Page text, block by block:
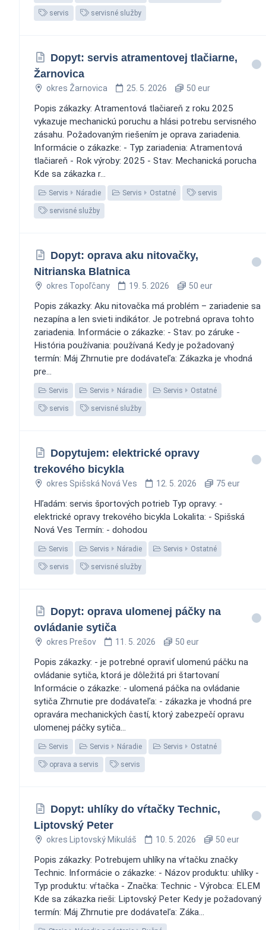
servis servisné služby
Dopyt: servis atramentovej tlačiarne,
Žarnovica
okres Žarnovica 25. 5. 2026 50 eur
Popis zákazky: Atramentová tlačiareň z roku 2025
vykazuje mechanickú poruchu a hlási potrebu servisného
zásahu. Požadovaným riešením je oprava zariadenia.
Informácie o zákazke: - Typ zariadenia: Atramentová
tlačiareň - Rok výroby: 2025 - Stav: Mechanická porucha
Kde sa zákazka r...
Servis Náradie Servis Ostatné servis
servisné služby
Dopyt: oprava aku nitovačky,
Nitrianska Blatnica
okres Topoľčany 19. 5. 2026 50 eur
Popis zákazky: Aku nitovačka má problém – zariadenie sa
nezapína a len svieti indikátor. Je potrebná oprava tohto
zariadenia. Informácie o zákazke: - Stav: po záruke -
História používania: používaná Kedy je požadovaný
termín: Máj Zhrnutie pre dodávateľa: Zákazka je vhodná
pre...
Servis Servis Náradie Servis Ostatné
servis servisné služby
Dopytujem: elektrické opravy
trekového bicykla
okres Spišská Nová Ves 12. 5. 2026 75 eur
Hľadám: servis športových potrieb Typ opravy: -
elektrické opravy trekového bicykla Lokalita: - Spišská
Nová Ves Termín: - dohodou
Servis Servis Náradie Servis Ostatné
servis servisné služby
Dopyt: oprava ulomenej páčky na
ovládanie sytiča
okres Prešov 11. 5. 2026 50 eur
Popis zákazky: - je potrebné opraviť ulomenú páčku na
ovládanie sytiča, ktorá je dôležitá pri štartovaní
Informácie o zákazke: - ulomená páčka na ovládanie
sytiča Zhrnutie pre dodávateľa: - zákazka je vhodná pre
opravára mechanických častí, ktorý zabezpečí opravu
ulomenej páčky sytiča...
Servis Servis Náradie Servis Ostatné
oprava a servis servis
Dopyt: uhlíky do vŕtačky Technic,
Liptovský Peter
okres Liptovský Mikuláš 10. 5. 2026 50 eur
Popis zákazky: Potrebujem uhlíky na vŕtačku značky
Technic. Informácie o zákazke: - Názov produktu: uhlíky -
Typ produktu: vŕtačka - Značka: Technic - Výrobca: ELEM
Kde sa zákazka rieši: Liptovský Peter Kedy je požadovaný
termín: Máj Zhrnutie pre dodávateľa: Záka...